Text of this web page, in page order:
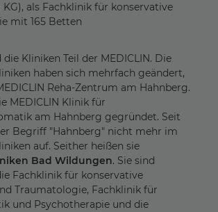
KG), als Fachklinik für konservative
mit 165 Betten
die Kliniken Teil der MEDICLIN. Die
haben sich mehrfach geändert,
Reha-Zentrum am Hahnberg.
MEDICLIN Klinik für
am Hahnberg gegründet. Seit
Begriff "Hahnberg" nicht mehr im
auf. Seither heißen sie
Bad Wildungen. Sie sind
Fachklinik für konservative
Traumatologie, Fachklinik für
und Psychotherapie und die